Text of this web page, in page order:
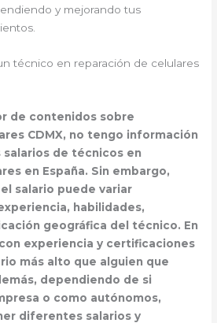
y mejorando tus
técnico en reparación de celulares
de contenidos sobre
CDMX, no tengo información
de técnicos en
en España. Sin embargo,
salario puede variar
habilidades,
geográfica del técnico. En
experiencia y certificaciones
más alto que alguien que
dependiendo de si
o como autónomos,
diferentes salarios y